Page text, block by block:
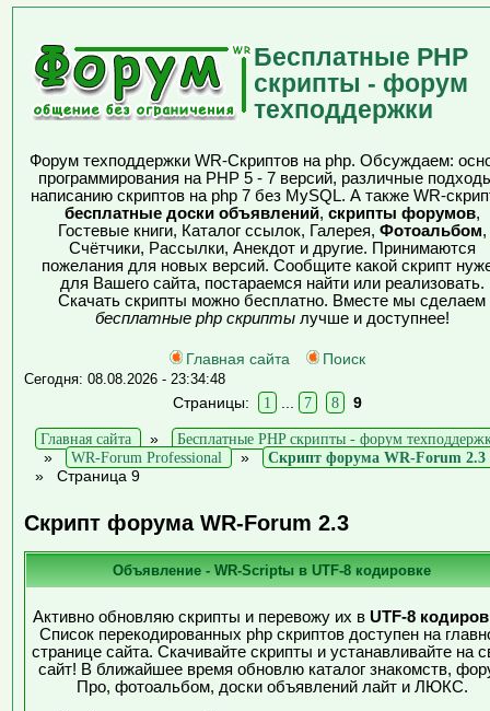
Бесплатные PHP
скрипты - форум
техподдержки
Форум техподдержки WR-Скриптов на php. Обсуждаем:
программирования на PHP 5 - 7 версий, различные
написанию скриптов на php 7 без MySQL. А также WR-
бесплатные доски объявлений, скрипты форумов,
Гостевые книги, Каталог ссылок, Галерея, Фотоальбом,
Счётчики, Рассылки, Анекдот и другие. Принимаются
пожелания для новых версий. Сообщите какой скрипт
для Вашего сайта, постараемся найти или реализовать.
Скачать скрипты можно бесплатно. Вместе мы сделаем
бесплатные php скриптылучше и доступнее!
Главная сайта Поиск
Сегодня: 08.08.2026 - 23:34:48
Страницы: 1 7 8 9
Главная сайта »
Бесплатные PHP скрипты - форум
»
WR-Forum Professional »
Скрипт форума WR-Forum 2.3
» Страница 9
Скрипт форума WR-Forum 2.3
Объявление - WR-Scriptы в UTF-8 кодировке
Активно обновляю скрипты и перевожу их в UTF-8
Список перекодированных php скриптов доступен на
странице сайта. Скачивайте скрипты и устанавливайте на
сайт! В ближайшее время обновлю каталог знакомств,
Про, фотоальбом, доски объявлений лайт и ЛЮКС.